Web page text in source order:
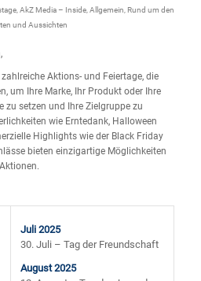
, AkZ Media – Inside, Allgemein Rund um den
und Aussichten
Aktions- und Feiertage, die
um Ihre Marke, Ihr Produkt oder Ihre
zu setzen und Ihre Zielgruppe zu
wie Erntedank, Halloween
Highlights wie der Black Friday
bieten einzigartige Möglichkeiten
Juli 2025
30. Juli – Tag der Freundschaft
August 2025